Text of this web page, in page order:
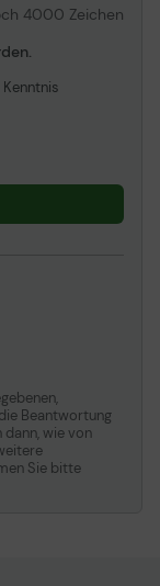
4000 Zeichen
Kenntnis
Beantwortung
dann, wie von
Sie bitte